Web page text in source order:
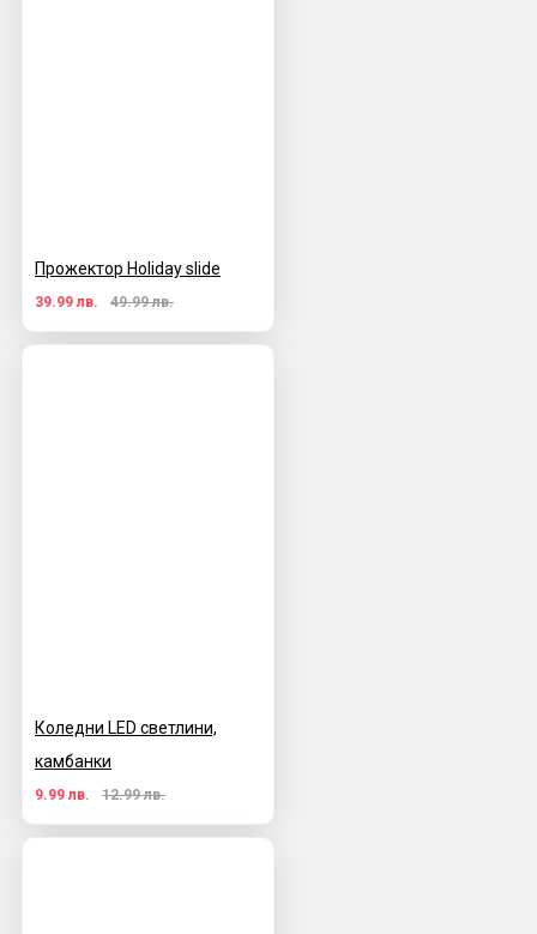
Прожектор Holiday slide
39.99 лв. 49.99 лв.
Коледни LED светлини,
камбанки
9.99 лв. 12.99 лв.